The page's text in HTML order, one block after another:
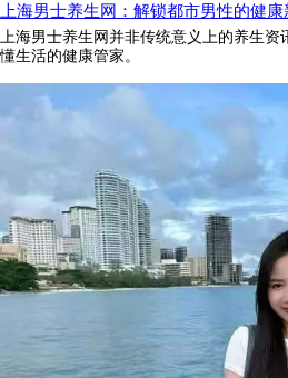
上海男士养生网：解锁都市男性的健康
上海男士养生网并非传统意义上的养生资
懂生活的健康管家。